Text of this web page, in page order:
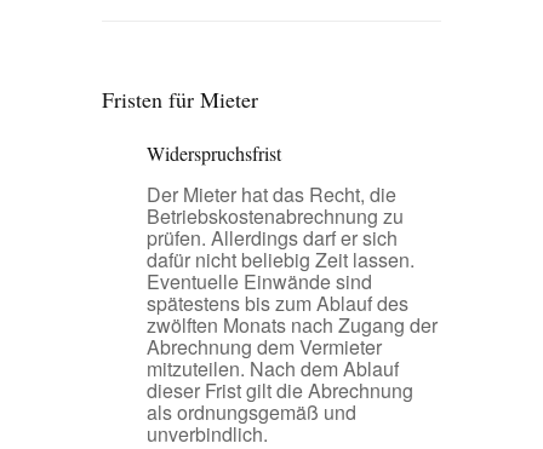
Fristen für Mieter
Widerspruchsfrist
Der Mieter hat das Recht, die
Betriebskostenabrechnung zu
prüfen. Allerdings darf er sich
dafür nicht beliebig Zeit lassen.
Eventuelle Einwände sind
spätestens bis zum Ablauf des
zwölften Monats nach Zugang der
Abrechnung dem Vermieter
mitzuteilen. Nach dem Ablauf
dieser Frist gilt die Abrechnung
als ordnungsgemäß und
unverbindlich.